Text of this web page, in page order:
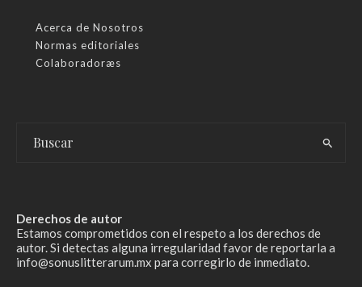
Acerca de Nosotros
Normas editoriales
Colaboradoræs
Derechos de autor
Estamos comprometidos con el respeto a los derechos de
autor. Si detectas alguna irregularidad favor de reportarla a
info@sonuslitterarum.mx para corregirlo de inmediato.